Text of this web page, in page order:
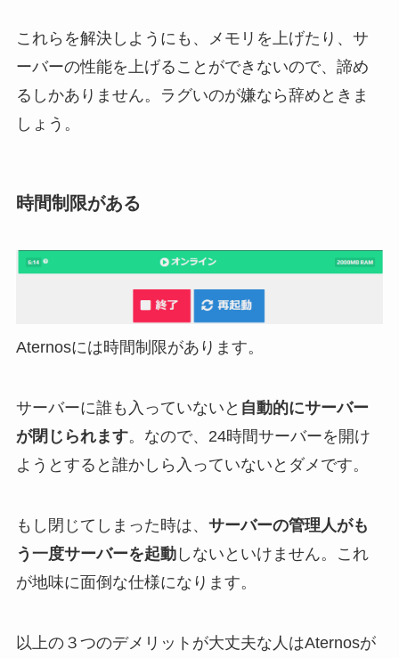
これらを解決しようにも、メモリを上げたり、サ
ーバーの性能を上げることができないので、諦め
るしかありません。ラグいのが嫌なら辞めときま
しょう。
時間制限がある
Aternosには時間制限があります。
サーバーに誰も入っていないと 自動的にサーバー
が閉じられます。なので、24時間サーバーを開け
ようとすると誰かしら入っていないとダメです。
もし閉じてしまった時は、 サーバーの管理人がも
う一度サーバーを起動しないといけません。これ
が地味に面倒な仕様になります。
以上の３つのデメリットが大丈夫な人はAternosが